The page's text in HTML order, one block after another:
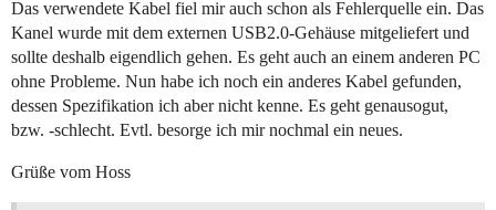
Das verwendete Kabel fiel mir auch schon als Fehlerquelle ein. Das
Kanel wurde mit dem externen USB2.0-Gehäuse mitgeliefert und
sollte deshalb eigendlich gehen. Es geht auch an einem anderen PC
ohne Probleme. Nun habe ich noch ein anderes Kabel gefunden,
dessen Spezifikation ich aber nicht kenne. Es geht genausogut,
bzw. -schlecht. Evtl. besorge ich mir nochmal ein neues.
Grüße vom Hoss